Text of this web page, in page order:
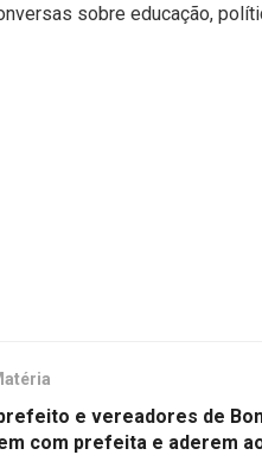
sobre educação,
e vereadores de
com prefeita e aderem